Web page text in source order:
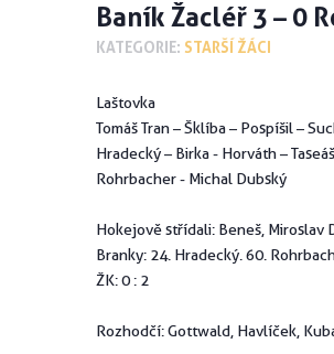
Baník Žacléř 3 – 0
KATEGORIE: STARŠÍ ŽÁCI
Laštovka
Tomáš Tran – Šklíba – Pospíšil –
Hradecký – Birka - Horváth –
Rohrbacher - Michal Dubský
Hokejově střídali: Beneš, Miroslav
Branky: 24. Hradecký. 60.
ŽK: 0 : 2
Rozhodčí: Gottwald, Havlíček,